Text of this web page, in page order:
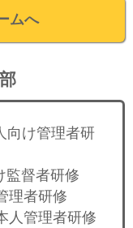
ムへ
向け管理者研
監督者研修
理者研修
人管理者研修